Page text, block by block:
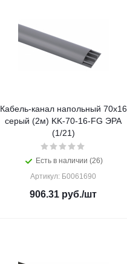
Кабель-канал напольный 70х16
серый (2м) KK-70-16-FG ЭРА
(1/21)
Есть в наличии (26)
Артикул: Б0061690
906.31 руб./шт